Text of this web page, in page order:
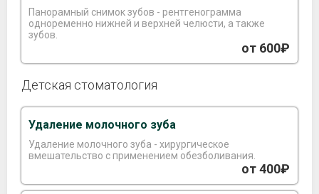
Панорамный снимок зубов - рентгенограмма
одноременно нижней и верхней челюсти, а также
зубов.
от 600₽
Детская стоматология
Удаление молочного зуба
Удаление молочного зуба - хирургическое
вмешательство с применением обезболивания.
от 400₽